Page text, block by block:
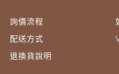
詢價流程
配送方式
退換貨說明